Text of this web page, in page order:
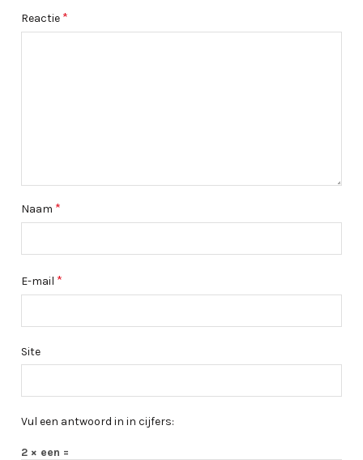
Reactie *
Naam *
E-mail *
Site
Vul een antwoord in in cijfers:
2 × een =